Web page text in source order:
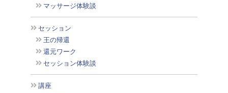
マッサージ体験談
セッション
王の帰還
還元ワーク
セッション体験談
講座